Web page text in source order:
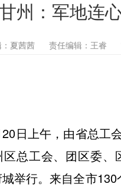
州：军地连
夏茜茜 责任编辑：王睿
日上午，由省总工
总工会、团区委
举行。来自全市